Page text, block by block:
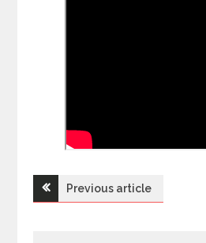
Н
Previous article